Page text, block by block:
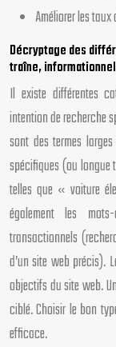
Améliorer les
Décryptage des
traîne,
Il existe différentes
intention de recherche
sont des termes
spécifiques (ou longue
telles que « voiture
également les
transactionnels
d’un site web précis).
objectifs du site web.
ciblé. Choisir le bon
efficace.